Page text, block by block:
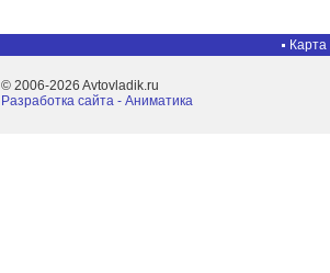
Карта
© 2006-2026 Avtovladik.ru
Разработка сайта - Aниматика